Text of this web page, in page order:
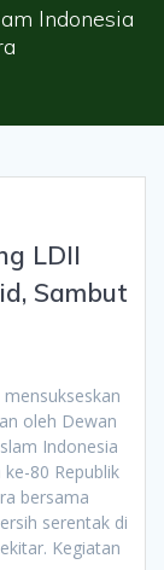
Indonesia
LDII
Sambut
oleh Dewan
Indonesia
80 Republik
bersama
serentak di
Kegiatan